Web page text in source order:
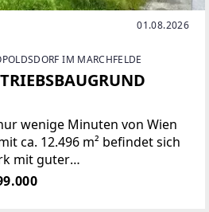
01.08.2026
IM MARCHFELDE
wenige Minuten von Wien
ca. 12.496 m² befindet sich
mit guter
und Wasseranschlüsse
rechteckigen Grundstückes